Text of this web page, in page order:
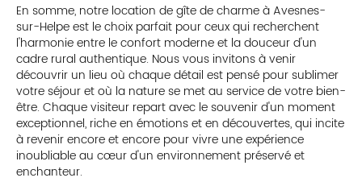
En somme, notre location de gîte de charme à Avesnes-
sur-Helpe est le choix parfait pour ceux qui recherchent
l'harmonie entre le confort moderne et la douceur d'un
cadre rural authentique. Nous vous invitons à venir
découvrir un lieu où chaque détail est pensé pour sublimer
votre séjour et où la nature se met au service de votre bien-
être. Chaque visiteur repart avec le souvenir d'un moment
exceptionnel, riche en émotions et en découvertes, qui incite
à revenir encore et encore pour vivre une expérience
inoubliable au cœur d'un environnement préservé et
enchanteur.